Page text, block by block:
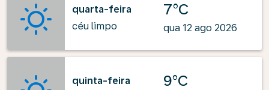
quarta-feira
céu limpo
7°C
qua 12 ago 2026
quinta-feira
9°C